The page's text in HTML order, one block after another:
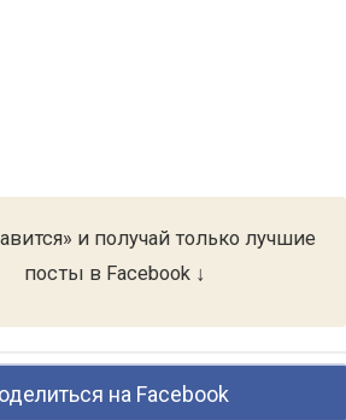
и получай только лучшие
посты в Facebook ↓
на Facebook